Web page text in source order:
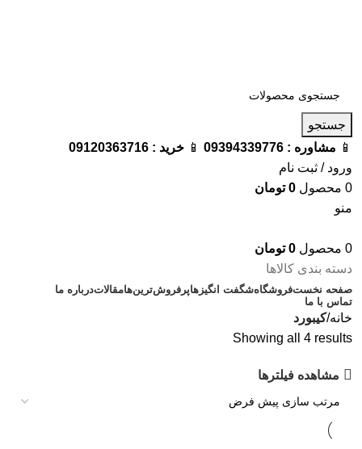
جستجو
📱 مشاوره : 09394339776
📱 خرید : 09120363716
ورود / ثبت نام
0 محصول 0 تومان
منو
0 محصول 0 تومان
دسته بندی کالاها
صفحه نخستفروشگاهشگفت انگیزهاپرفروش‌ترین‌هامقالاتدرباره ما
تماس با ما
خانه کیبورد
Showing all 4 results
مشاهده فیلترها